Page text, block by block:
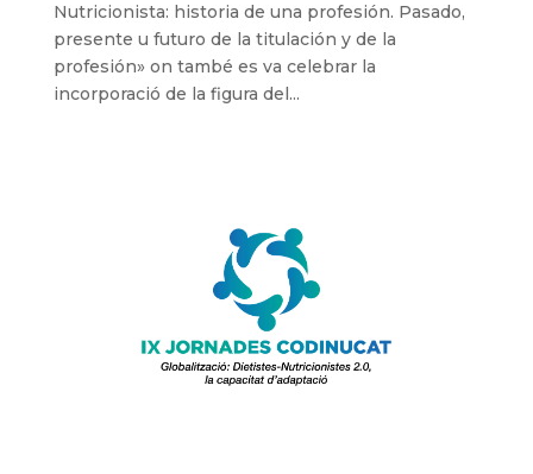
Nutricionista: historia de una profesión. Pasado,
presente u futuro de la titulación y de la
profesión» on també es va celebrar la
incorporació de la figura del...